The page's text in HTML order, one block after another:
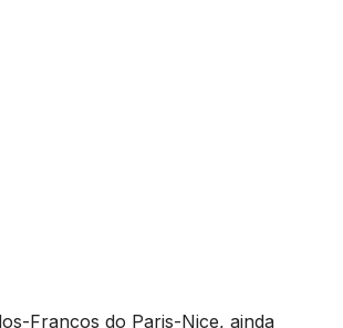
Francos do Paris-Nice, ainda